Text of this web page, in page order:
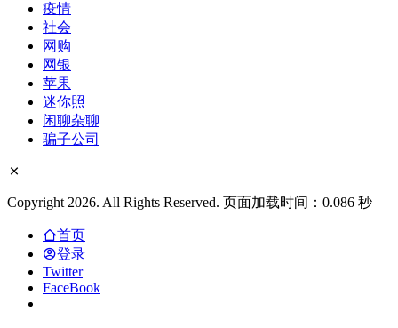
疫情
社会
网购
网银
苹果
迷你照
闲聊杂聊
骗子公司
Copyright 2026. All Rights Reserved. 页面加载时间：0.086 秒
首页
登录
Twitter
FaceBook